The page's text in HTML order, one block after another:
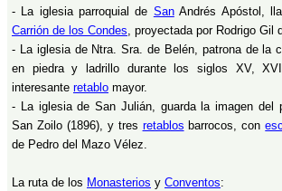
- La iglesia parroquial de SanAndrés Apóstol,
Carrión de los Condes, proyectada por Rodrigo Gil
- La iglesia de Ntra. Sra. de Belén, patrona de la
en piedra y ladrillo durante los siglos XV,
interesante retablo mayor.
- La iglesia de San Julián, guarda la imagen del
San Zoilo (1896), y tres retablos barrocos, con
de Pedro del Mazo Vélez.
La ruta de los Monasterios y Conventos: